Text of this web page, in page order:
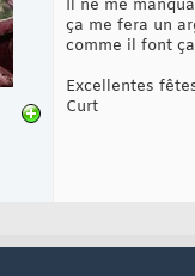
Il ne me
ça me fera un
comme il font
Excellentes
Curt